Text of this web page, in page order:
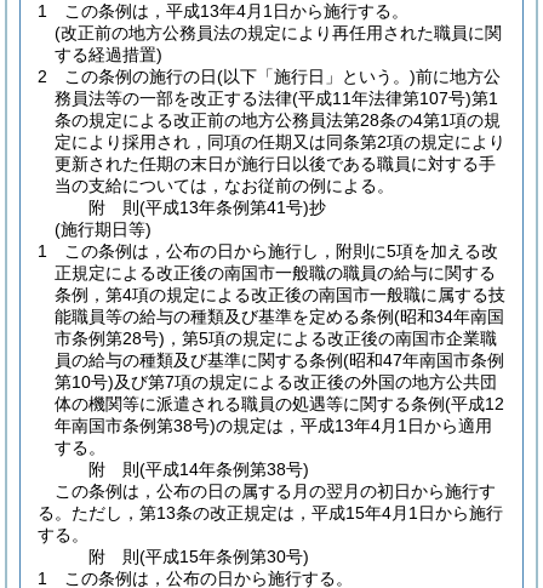
1
この条例は，平成13年4月1日から施行する。
(改正前の地方公務員法の規定により再任用された職員に関
する経過措置)
2
この条例の施行の日(以下「施行日」という。)前に地方公
務員法等の一部を改正する法律(平成11年法律第107号)第1
条の規定による改正前の地方公務員法第28条の4第1項の規
定により採用され，同項の任期又は同条第2項の規定により
更新された任期の末日が施行日以後である職員に対する手
当の支給については，なお従前の例による。
附 則(平成13年条例第41号)抄
(施行期日等)
1
この条例は，公布の日から施行し，附則に5項を加える改
正規定による改正後の南国市一般職の職員の給与に関する
条例，第4項の規定による改正後の南国市一般職に属する技
能職員等の給与の種類及び基準を定める条例(昭和34年南国
市条例第28号) ，第5項の規定による改正後の南国市企業職
員の給与の種類及び基準に関する条例(昭和47年南国市条例
第10号)及び第7項の規定による改正後の外国の地方公共団
体の機関等に派遣される職員の処遇等に関する条例(平成12
年南国市条例第38号)の規定は，平成13年4月1日から適用
する。
附 則(平成14年条例第38号)
この条例は，公布の日の属する月の翌月の初日から施行す
る。 ただし，第13条の改正規定は，平成15年4月1日から施行
する。
附 則(平成15年条例第30号)
1
この条例は，公布の日から施行する。